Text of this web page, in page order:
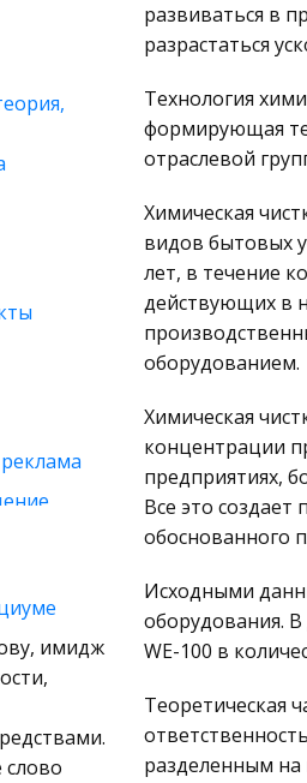
имидж
развиваться в
разрастаться
Технология
формирующая
отраслевой
Химическая
видов бытовых
лет, в течение
действующих в
оборудованием.
Химическая
концентрации
предприятиях,
Все это
обоснованного
Исходными
оборудования.
WE-100 в
Теоретическая
разделенным на